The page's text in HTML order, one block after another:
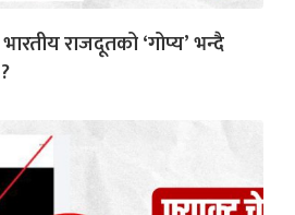
राजदूतको ‘गोप्य’ भन्दै